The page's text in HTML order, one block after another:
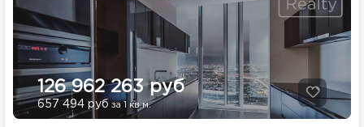
126 962 263 руб
657 494 руб за 1 кв.м.